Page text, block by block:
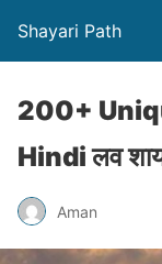
Shayari Path
200+
Hindi लव
Aman